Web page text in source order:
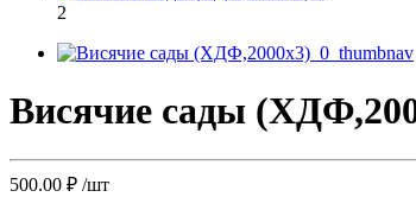
2
Висячие сады
500.00 ₽ /шт